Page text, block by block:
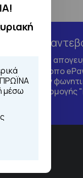
ΠΡΩΪΝΑ
μέσω
για
πρωινά και τα
τον ιστότοπο
στην
της εφαρμογής